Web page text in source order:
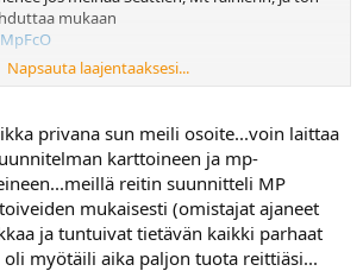
mukaan
pois?http://goo.gl/maps/22S9e
http://goo.gl/maps/QSs78
North Cascades NP, ja Olympic NP,
kautta koukata?
Napsauta laajentaaksesi...
privana sun meili osoite...voin laittaa
karttoineen ja mp-
reitin suunnitteli MP
mukaisesti (omistajat ajaneet
ja tuntuivat tietävän kaikki parhaat
myötäili aika paljon tuota reittiäsi...